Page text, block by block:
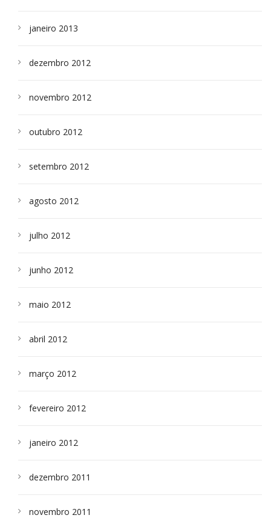
janeiro 2013
dezembro 2012
novembro 2012
outubro 2012
setembro 2012
agosto 2012
julho 2012
junho 2012
maio 2012
abril 2012
março 2012
fevereiro 2012
janeiro 2012
dezembro 2011
novembro 2011